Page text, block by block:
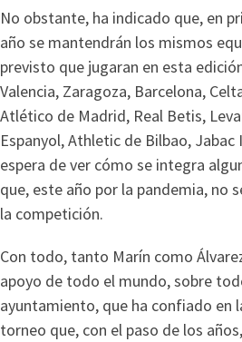
No obstante, ha indicado que, en
año se mantendrán los mismos
previsto que jugaran en esta
Valencia, Zaragoza, Barcelona,
Atlético de Madrid, Real Betis,
Espanyol, Athletic de Bilbao, Jabac
espera de ver cómo se integra
que, este año por la pandemia, no
la competición.
Con todo, tanto Marín como
apoyo de todo el mundo, sobre
ayuntamiento, que ha confiado en
torneo que, con el paso de los